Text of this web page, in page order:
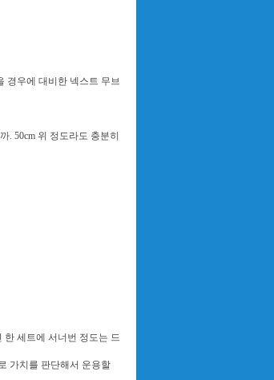
경우에 대비한 넥스트 무브
. 50cm 위 정도라도 충분히
세트에 서너번 정도는 드
가치를 판단해서 운용할